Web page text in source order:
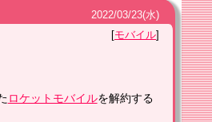
2022/03/23(水)
モバイル
ロケットモバイルを解約する